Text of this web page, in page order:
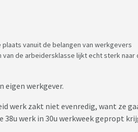
vanuit de belangen van werkgevers
de arbeidersklasse lijkt echt sterk naar
eigen werkgever.
werk zakt niet evenredig, want ze
38u werk in 30u werkweek gepropt